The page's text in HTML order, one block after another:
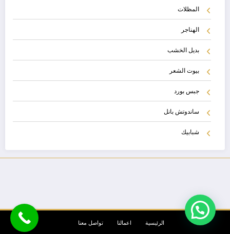
المظلات
الهناجر
بديل الخشب
بيوت الشعر
جبس بورد
ساندوتش بانل
شبابيك
الرئيسية اعمالنا تواصل معنا